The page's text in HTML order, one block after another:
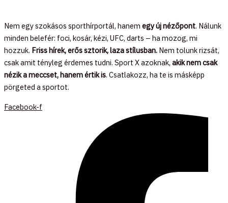
Nem egy szokásos sporthírportál, hanem egy új nézőpont. Nálunk
minden belefér: foci, kosár, kézi, UFC, darts – ha mozog, mi
hozzuk. Friss hírek, erős sztorik, laza stílusban. Nem tolunk rizsát,
csak amit tényleg érdemes tudni. Sport X azoknak, akik nem csak
nézik a meccset, hanem értik is. Csatlakozz, ha te is másképp
pörgeted a sportot.
Facebook-f